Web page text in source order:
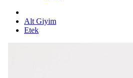
Alt Giyim
Etek